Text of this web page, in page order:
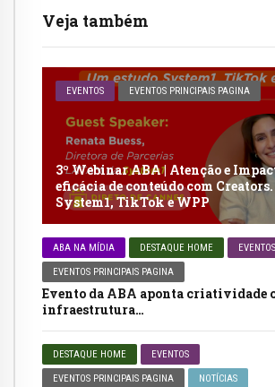
Veja também
EVENTOS EVENTOS PRINCIPAIS PAGINA
3º Webinar ABA | Atenção e
eficácia de conteúdo com
System1, TikTok e WPP
ABA NA MÍDIA DESTAQUE HOME EVENTOS
EVENTOS PRINCIPAIS PAGINA
Evento da ABA aponta criatividade
infraestrutura…
DESTAQUE HOME EVENTOS
EVENTOS PRINCIPAIS PAGINA NOTÍCIAS